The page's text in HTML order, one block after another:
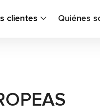
clientes Quiénes